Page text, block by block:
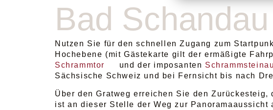
Bad
Nutzen Sie für den schnellen Zugang zum
Hochebene (mit Gästekarte gilt der ermäßigte
Schrammtor
und der imposanten
Sächsische Schweiz und bei Fernsicht bis nach
Über den Gratweg erreichen Sie den Zurückesteig,
ist an dieser Stelle der Weg zur Panoramaaussicht